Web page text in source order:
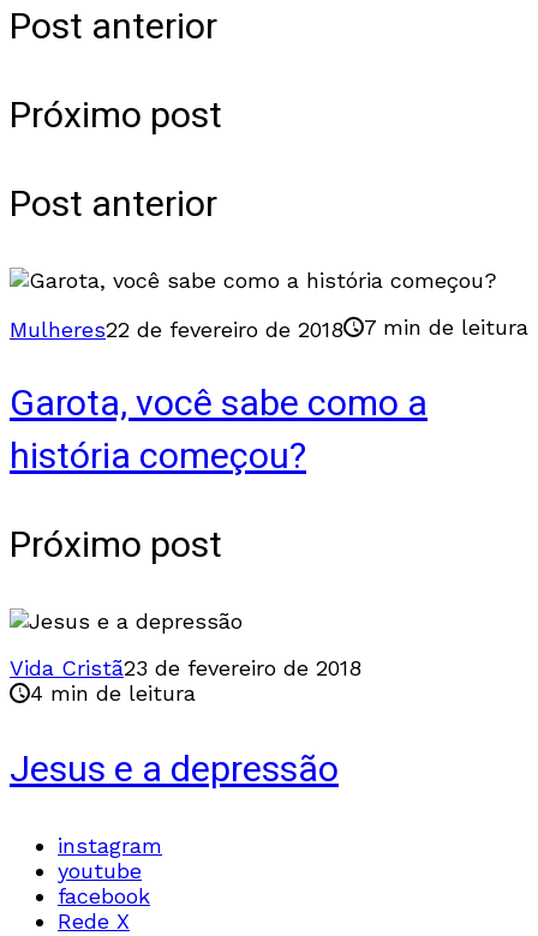
Post anterior
Próximo post
Post anterior
Mulheres22 de fevereiro de 2018 7 min de leitura
Garota, você sabe como a
história começou?
Próximo post
Vida Cristã23 de fevereiro de 2018
4 min de leitura
Jesus e a depressão
instagram
youtube
facebook
Rede X